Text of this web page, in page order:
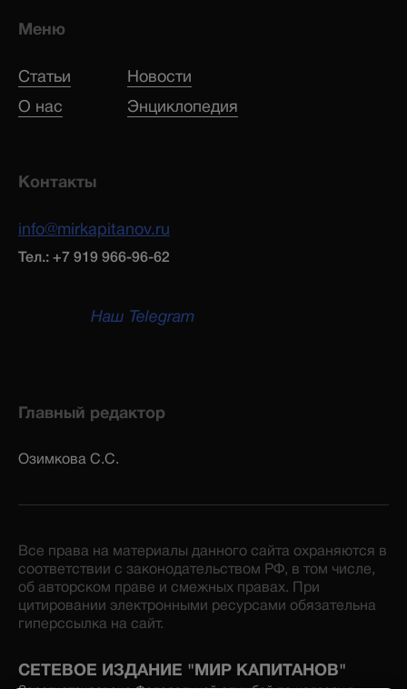
Меню
Статьи
Новости
О нас
Энциклопедия
Контакты
info@mirkapitanov.ru
Тел.: +7 919 966-96-62
Наш Telegram
Главный редактор
Озимкова С.С.
Все права на материалы данного сайта охраняются в
соответствии с законодательством РФ, в том числе,
об авторском праве и смежных правах. При
цитировании электронными ресурсами обязательна
гиперссылка на сайт.
СЕТЕВОЕ ИЗДАНИЕ "МИР КАПИТАНОВ"